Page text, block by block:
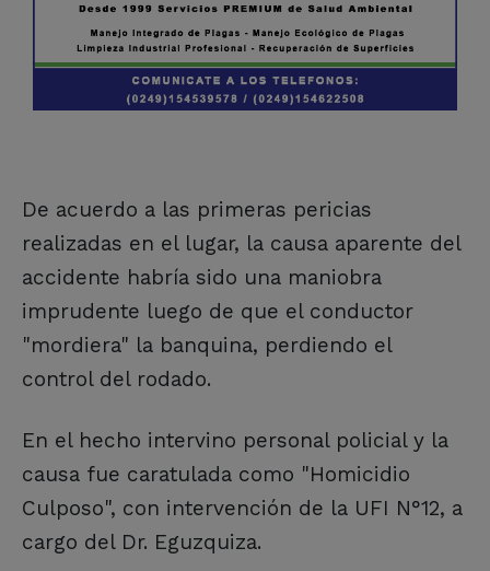
De acuerdo a las primeras pericias
realizadas en el lugar, la causa aparente del
accidente habría sido una maniobra
imprudente luego de que el conductor
"mordiera" la banquina, perdiendo el
control del rodado.
En el hecho intervino personal policial y la
causa fue caratulada como "Homicidio
Culposo", con intervención de la UFI N°12, a
cargo del Dr. Eguzquiza.